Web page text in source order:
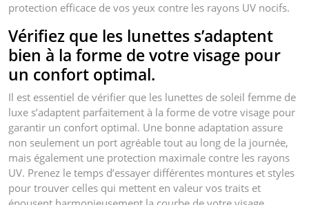
protection efficace de vos yeux contre les rayons UV nocifs.
Vérifiez que les lunettes s’adaptent
bien à la forme de votre visage pour
un confort optimal.
Il est essentiel de vérifier que les lunettes de soleil femme de
luxe s’adaptent parfaitement à la forme de votre visage pour
garantir un confort optimal. Une bonne adaptation assure
non seulement un port agréable tout au long de la journée,
mais également une protection maximale contre les rayons
UV. Prenez le temps d’essayer différentes montures et styles
pour trouver celles qui mettent en valeur vos traits et